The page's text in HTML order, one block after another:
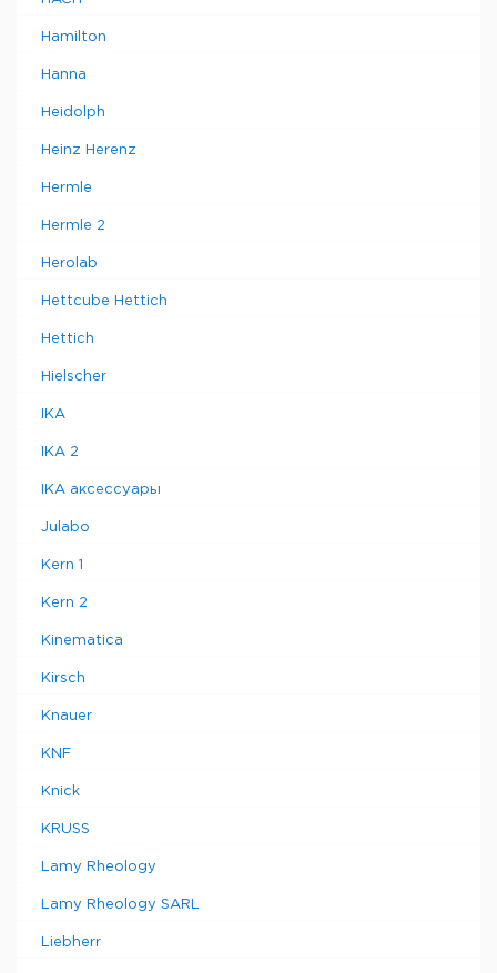
Hamilton
Hanna
Heidolph
Heinz Herenz
Hermle
Hermle 2
Herolab
Hettcube Hettich
Hettich
Hielscher
IKA
IKA 2
IKA аксессуары
Julabo
Kern 1
Kern 2
Kinematica
Kirsch
Knauer
KNF
Knick
KRUSS
Lamy Rheology
Lamy Rheology SARL
Liebherr